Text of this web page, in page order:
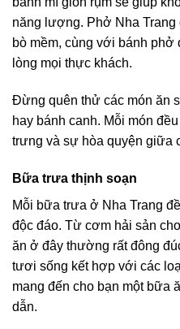
năng lượng. Phở Nha
bò mềm, cùng với bánh phở
lòng mọi thực khách.
Đừng quên thử các món ăn
hay bánh canh. Mỗi món
trưng và sự hòa quyện giữa
Bữa trưa thịnh soạn
Mỗi bữa trưa ở Nha Trang
độc đáo. Từ cơm hải sản
ăn ở đây thường rất đông
tươi sống kết hợp với các
mang đến cho bạn một bữa
dẫn.